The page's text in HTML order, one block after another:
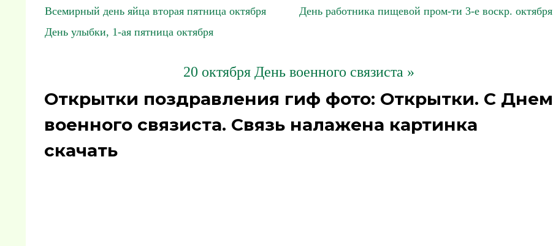
Всемирный день яйца вторая пятница октября
День работника пищевой пром-ти 3-е воскр. октября
День улыбки, 1-ая пятница октября
20 октября День военного связиста »
Открытки поздравления гиф фото: Открытки. С Днем
военного связиста. Связь налажена картинка
скачать